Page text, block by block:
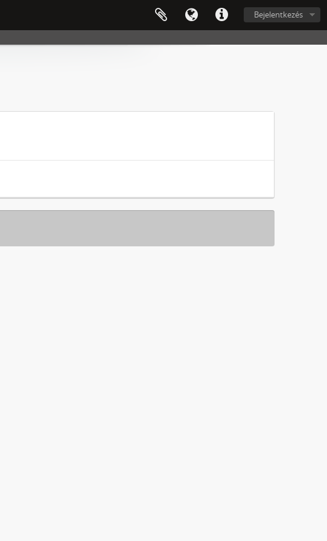
Bejelentkezés